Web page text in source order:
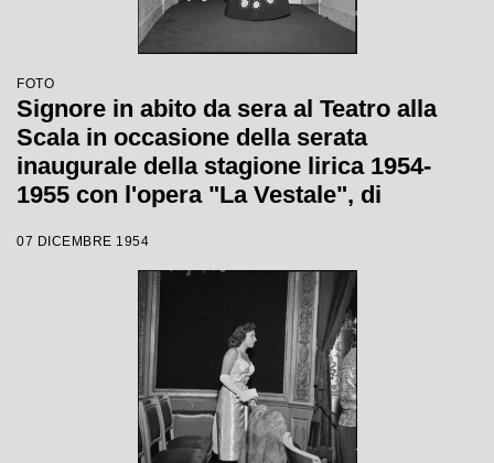
FOTO
Signore in abito da sera al Teatro alla
Scala in occasione della serata
inaugurale della stagione lirica 1954-
1955 con l'opera "La Vestale", di
Votto, con la regia di Luchino Visconti
07 DICEMBRE 1954